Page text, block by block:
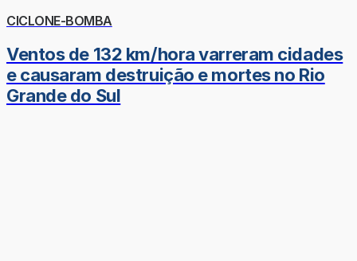
CICLONE-BOMBA
Ventos de 132 km/hora varreram cidades
e causaram destruição e mortes no Rio
Grande do Sul